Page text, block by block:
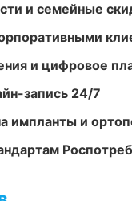
и семейные
и цифровое
запись 24/7
импланты и